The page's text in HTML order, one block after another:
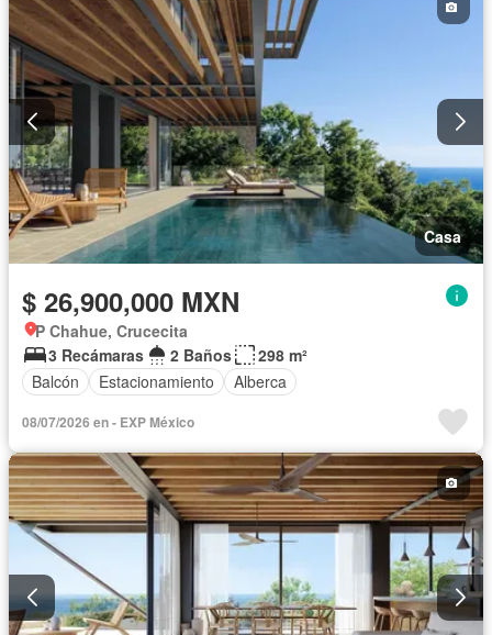
Casa
$ 26,900,000 MXN
P Chahue, Crucecita
3 Recámaras
2 Baños
298 m²
Balcón
Estacionamiento Alberca
08/07/2026 en - EXP México